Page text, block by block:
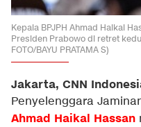
Kepala BPJPH Ahmad Haikal
Presiden Prabowo di retret
FOTO/BAYU PRATAMA S)
Jakarta, CNN
Penyelenggara
Ahmad Haikal Hassan